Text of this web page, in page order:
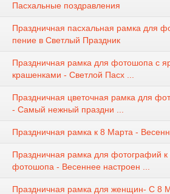
Пасхальные поздравления
Праздничная пасхальная рамка для
пение в Светлый Праздник
Праздничная рамка для фотошопа с
крашенками - Светлой Пасх ...
Праздничная цветочная рамка для
- Самый нежный праздни ...
Праздничная рамка к 8 Марта -
Праздничная рамка для фотографий
фотошопа - Весеннее настроен ...
Праздничная рамка для женщин- С 8